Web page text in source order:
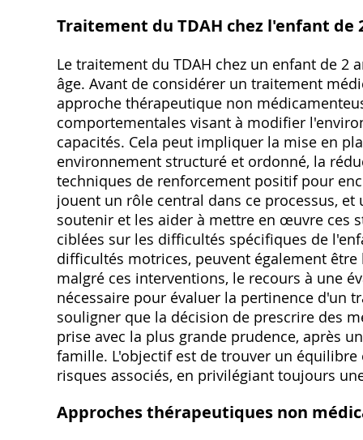
Traitement du TDAH chez l'enfant de
Le traitement du TDAH chez un enfant de
âge. Avant de considérer un traitement
approche thérapeutique non
comportementales visant à modifier
capacités. Cela peut impliquer la mise en
environnement structuré et ordonné, la
techniques de renforcement positif pour
jouent un rôle central dans ce processus,
soutenir et les aider à mettre en œuvre ces
ciblées sur les difficultés spécifiques de
difficultés motrices, peuvent également
malgré ces interventions, le recours à une
nécessaire pour évaluer la pertinence d'un
souligner que la décision de prescrire des
prise avec la plus grande prudence, après
famille. L'objectif est de trouver un
risques associés, en privilégiant toujours
Approches thérapeutiques non